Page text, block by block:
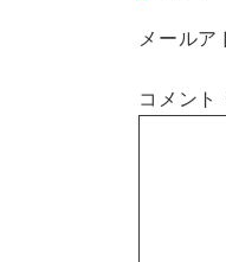
メールア
コメント